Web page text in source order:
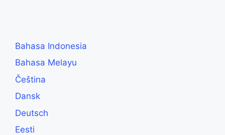
Bahasa Indonesia
Bahasa Melayu
Čeština
Dansk
Deutsch
Eesti